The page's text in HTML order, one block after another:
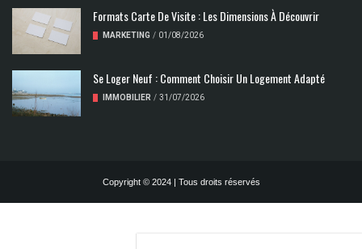
Formats Carte De Visite : Les Dimensions À Découvrir
MARKETING / 01/08/2026
Se Loger Neuf : Comment Choisir Un Logement Adapté
IMMOBILIER / 31/07/2026
Copyright © 2024 | Tous droits réservés